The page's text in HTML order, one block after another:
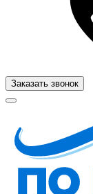
Заказать звонок